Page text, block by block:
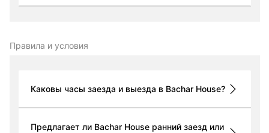
Правила и условия
Каковы часы заезда и выезда в Bachar House?
Предлагает ли Bachar House ранний заезд или